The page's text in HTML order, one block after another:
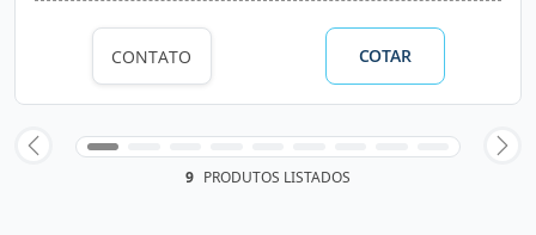
CONTATO COTAR
9 PRODUTOS LISTADOS